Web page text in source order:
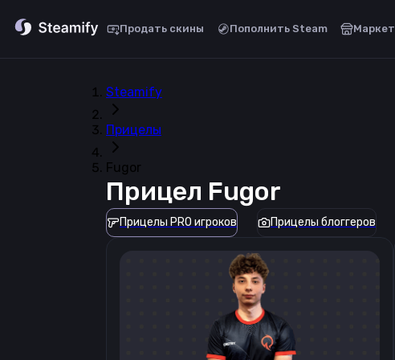
Продать скины Пополнить Steam Маркет
Steamify
Прицелы
Fugor
Прицел Fugor
Прицелы PRO игроков Прицелы блоггеров